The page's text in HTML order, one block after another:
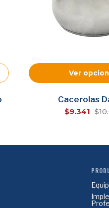
Ver
Cacerolas
$9.341